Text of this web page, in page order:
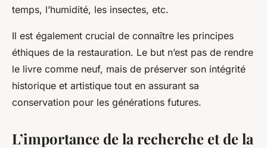
temps, l’humidité, les insectes, etc.
Il est également crucial de connaître les principes
éthiques de la restauration. Le but n’est pas de rendre
le livre comme neuf, mais de préserver son intégrité
historique et artistique tout en assurant sa
conservation pour les générations futures.
L’importance de la recherche et de la